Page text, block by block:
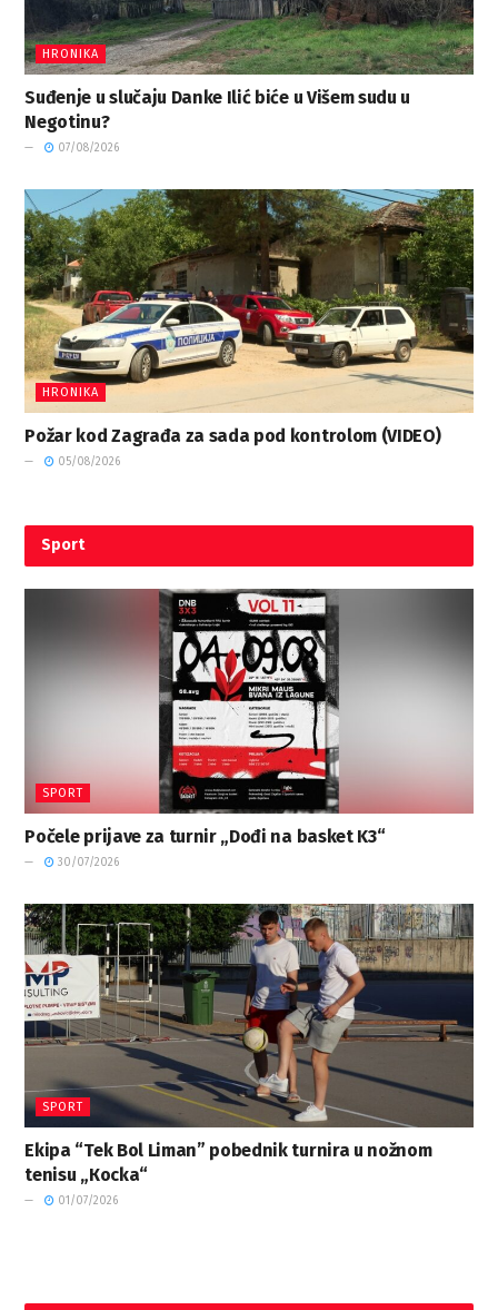
HRONIKA
Suđenje u slučaju Danke Ilić biće u Višem sudu u
Negotinu?
07/08/2026
HRONIKA
Požar kod Zagrađa za sada pod kontrolom (VIDEO)
05/08/2026
Sport
SPORT
Počele prijave za turnir „Dođi na basket K3“
30/07/2026
SPORT
Ekipa “Tek Bol Liman” pobednik turnira u nožnom
tenisu „Кocka“
01/07/2026